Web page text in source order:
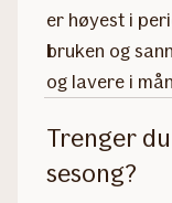
er høyest i
bruken og
og lavere i
Trenger
sesong?